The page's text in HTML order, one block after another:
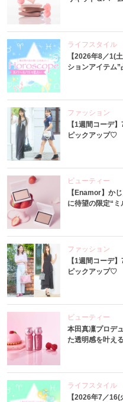
ライフスタイル
【2026年8／1(
ションアイテム
ファッション
【1週間コーデ
ピックアップ♡
ビューティー
【Enamor】か
に待望の限定“ミ
ファッション
【1週間コーデ
ピックアップ♡
ビューティー
本田真凜プロデ
た透明感を叶え
ライフスタイル
【2026年7／